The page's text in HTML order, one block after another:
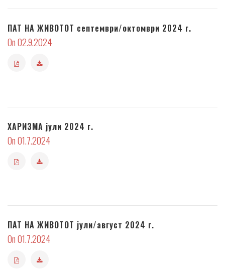
ПАТ НА ЖИВОТОТ септември/октомври 2024 г.
On 02.9.2024
ХАРИЗМА јули 2024 г.
On 01.7.2024
ПАТ НА ЖИВОТОТ јули/август 2024 г.
On 01.7.2024